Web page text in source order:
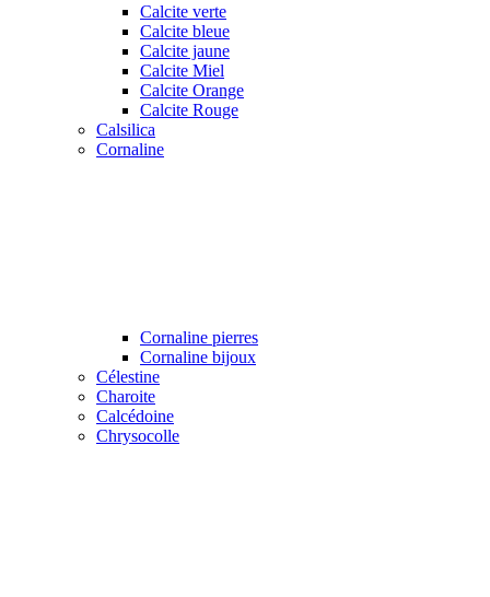
Calcite verte
Calcite bleue
Calcite jaune
Calcite Miel
Calcite Orange
Calcite Rouge
Calsilica
Cornaline
Cornaline pierres
Cornaline bijoux
Célestine
Charoite
Calcédoine
Chrysocolle